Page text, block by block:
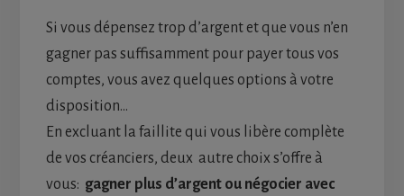
Si vous dépensez trop d’argent et que vous n’en
gagner pas suffisamment pour payer tous vos
comptes, vous avez quelques options à votre
disposition…
En excluant la faillite qui vous libère complète
de vos créanciers, deux autre choix s’offre à
vous: gagner plus d’argent ou négocier avec